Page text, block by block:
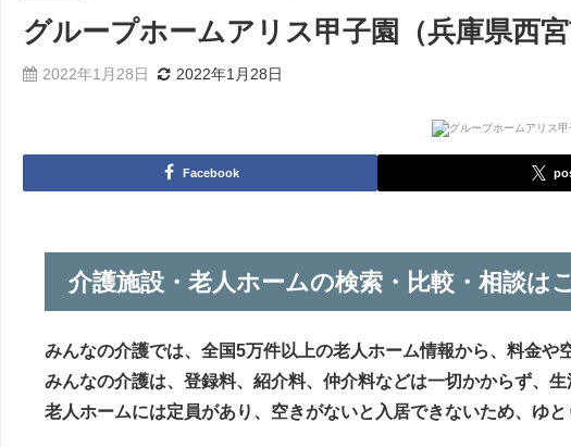
グループホームアリス甲子園（兵庫県西宮
2022年1月28日 2022年1月28日
Facebook
介護施設・老人ホームの検索・比較・相談は
みんなの介護では、全国5万件以上の老人ホーム情報から、料金や
みんなの介護は、登録料、紹介料、仲介料などは一切かからず、
老人ホームには定員があり、空きがないと入居できないため、ゆ